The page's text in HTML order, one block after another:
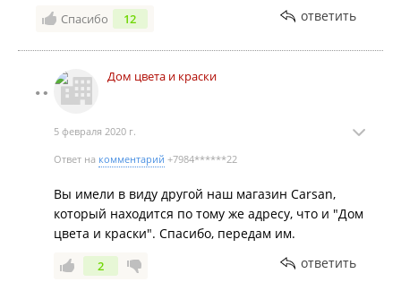
Спасибо 12 ответить
Дом цвета и краски
5 февраля 2020 г.
Ответ на комментарий +7984******22
Вы имели в виду другой наш магазин Carsan,
который находится по тому же адресу, что и "Дом
цвета и краски". Спасибо, передам им.
2 ответить